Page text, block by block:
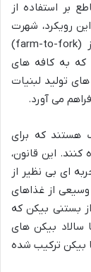
بر استفاده از
رویکرد، شهرت
ساکرامنتو را به عنوان پایتخت کشاورزی تا میز (farm-to-fork)
که به کافه های
تولید لبنیات
می آورد.
هستند که برای
این قانون،
ای بی نظیر از
از غذاهای
بستنی بیکن که
سالاد بیکن های
بیکن ترکیب شده